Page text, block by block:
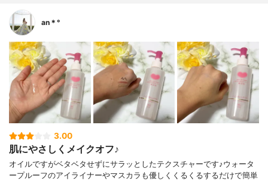
an＊°
3.00
肌にやさしくメイクオフ♪
オイルですがベタベタせずにサラッとしたテクスチャーです♪ウォータ
ープルーフのアイライナーやマスカラも優しくくるくるするだけで簡単